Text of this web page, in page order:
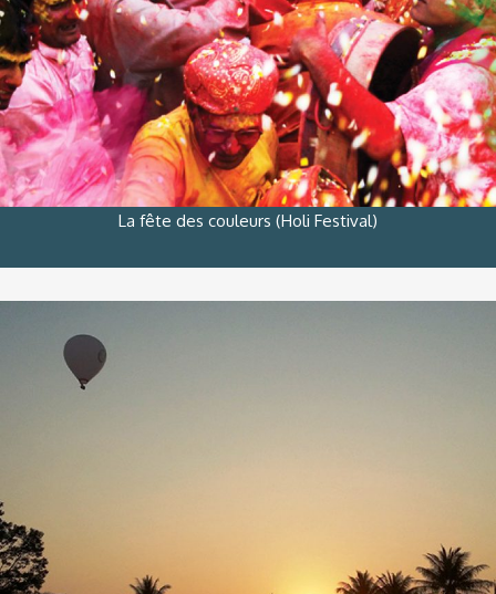
La fête des couleurs (Holi Festival)